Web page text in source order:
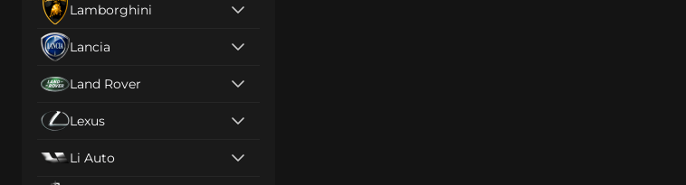
Lamborghini
Lancia
Land Rover
Lexus
Li Auto